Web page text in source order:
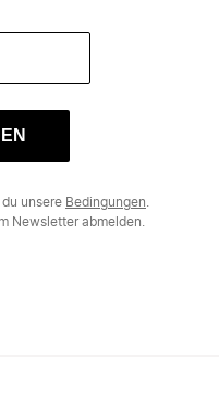
unsere Bedingungen
Newsletter abmelden.